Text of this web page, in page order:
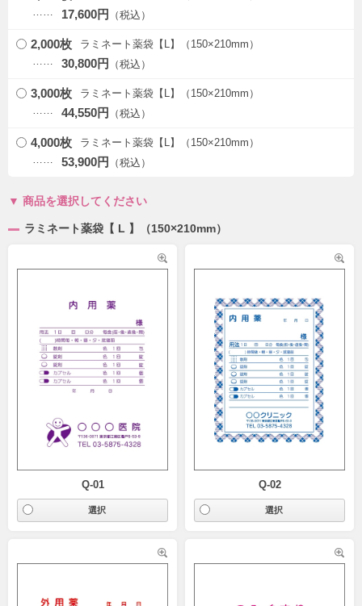
17,600円
2,000枚 ラミネート薬袋【L】（150×210mm）
30,800円
3,000枚 ラミネート薬袋【L】（150×210mm）
44,550円
4,000枚 ラミネート薬袋【L】（150×210mm）
53,900円
商品を選択してください
ラミネート薬袋【 L 】（150×210mm）
Q-01 Q-02